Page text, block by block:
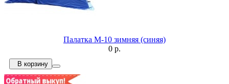
Палатка М-10 зимняя (синяя)
0 р.
В корзину